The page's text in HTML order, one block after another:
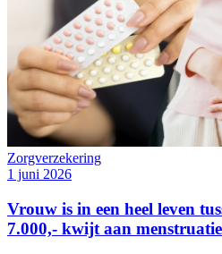
Zorgverzekering
1 juni 2026
Vrouw is in een heel leven
7.000,- kwijt aan